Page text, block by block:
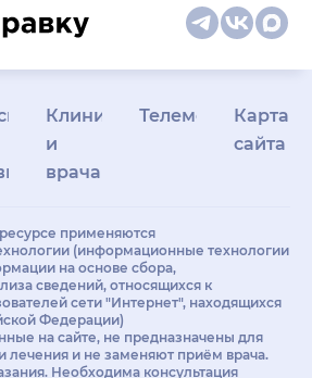
Клиникам
и
врачам
Телемедицина
Карта
сайта
применяются
(информационные технологии
на основе сбора,
сведений, относящихся к
сети "Интернет", находящихся
Федерации)
на сайте, не предназначены для
лечения и не заменяют приём врача.
Необходима консультация